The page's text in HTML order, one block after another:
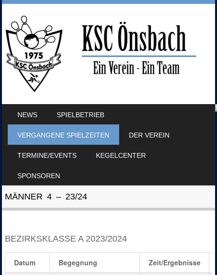
MENU
NEWS SPIELBETRIEB
VERGANGENE SPIELZEITEN DER VEREIN
TERMINE/EVENTS KEGELCENTER
SPONSOREN
MÄNNER 4 – 23/24
BEZIRKSKLASSE A 2023/2024
Datum Begegnung Zeit/Ergebnisse